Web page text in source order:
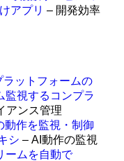
アプリ – 開発効率
ットフォームの
監視するコンプラ
アンス管理
動作を監視・制御
シ – AI動作の監視
ームを自動で